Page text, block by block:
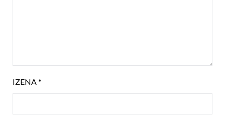
IZENA*